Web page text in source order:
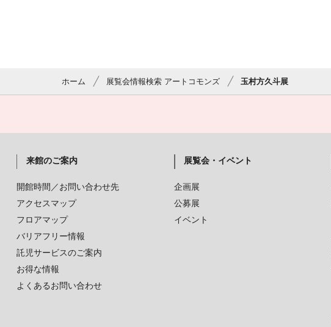
ホーム 展覧会情報検索 アートコモンズ 玉村方久斗展
来館のご案内
開館時間／お問い合わせ先
アクセスマップ
フロアマップ
バリアフリー情報
託児サービスのご案内
お得な情報
よくあるお問い合わせ
展覧会・イベント
企画展
公募展
イベント